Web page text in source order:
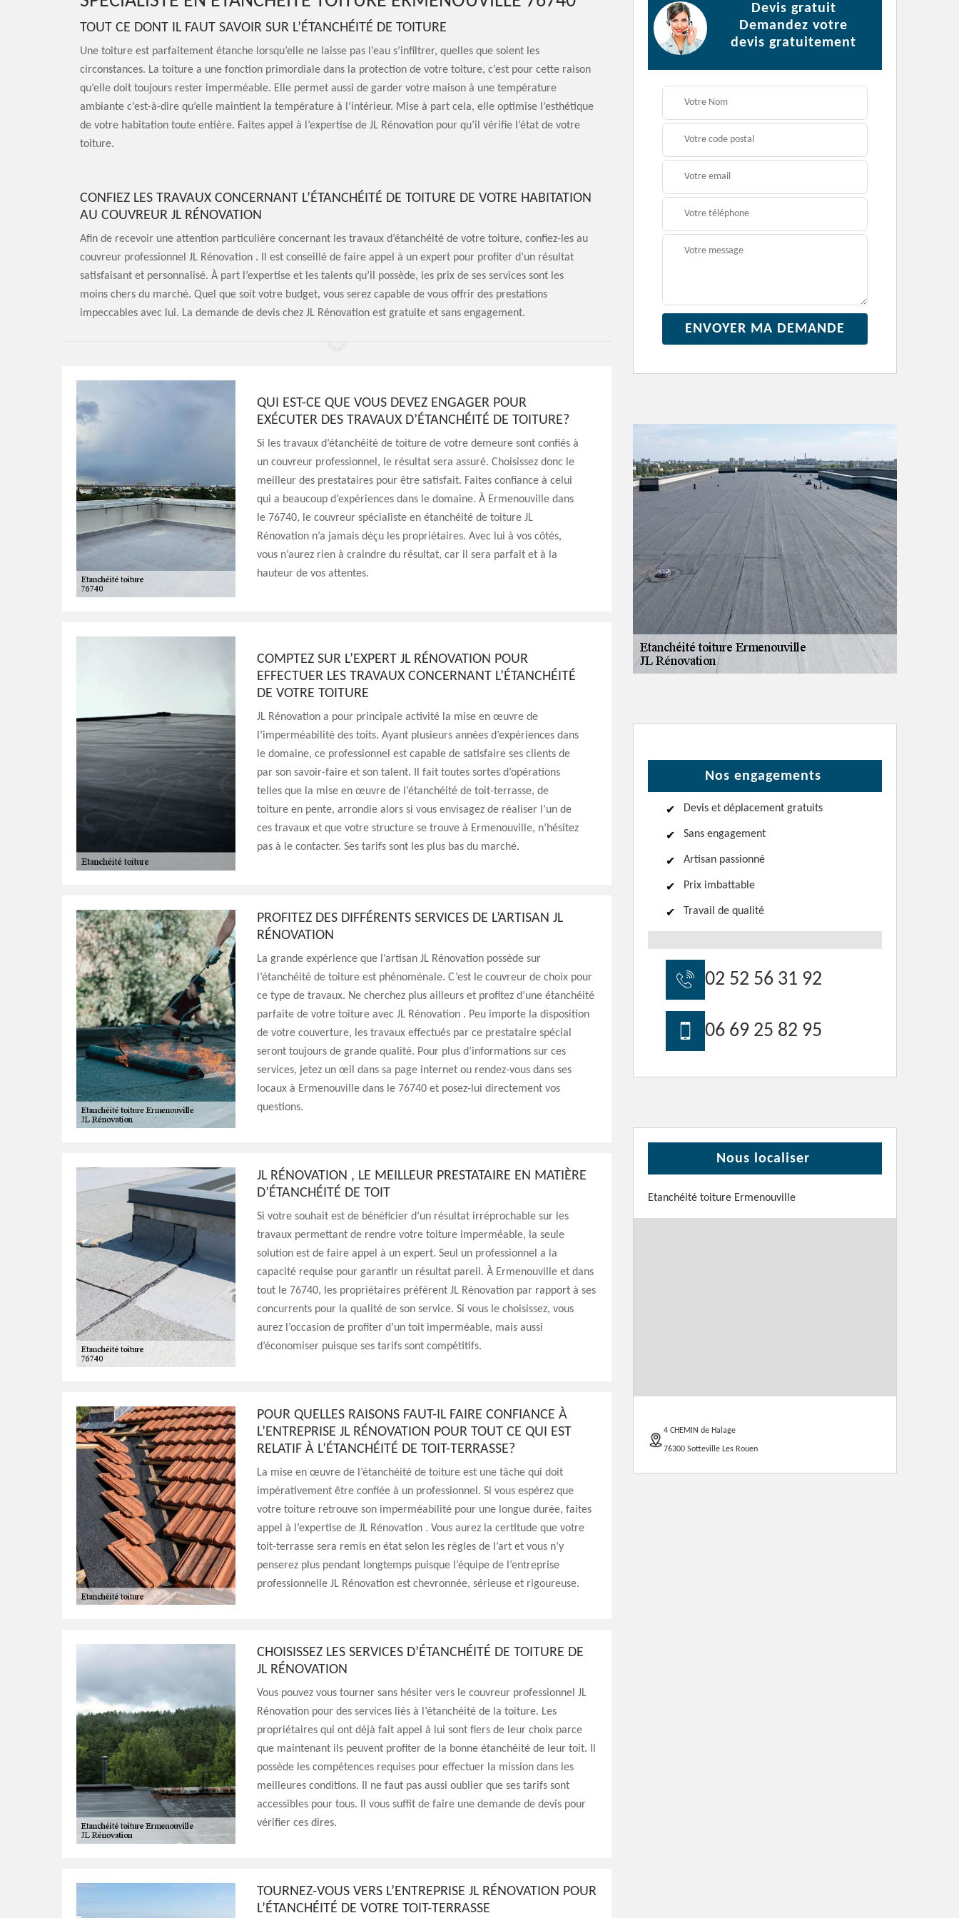
TOUT CE DONT IL FAUT SAVOIR SUR L’ÉTANCHÉITÉ DE TOITURE
Une toiture est parfaitement étanche lorsqu’elle ne laisse pas l’eau s’infiltrer, quelles que soient les
circonstances. La toiture a une fonction primordiale dans la protection de votre toiture, c’est pour cette raison
qu’elle doit toujours rester imperméable. Elle permet aussi de garder votre maison à une température
ambiante c’est-à-dire qu’elle maintient la température à l’intérieur. Mise à part cela, elle optimise l’esthétique
de votre habitation toute entière. Faites appel à l’expertise de JL Rénovation pour qu’il vérifie l’état de votre
toiture.
CONFIEZ LES TRAVAUX CONCERNANT L’ÉTANCHÉITÉ DE TOITURE DE VOTRE HABITATION
AU COUVREUR JL RÉNOVATION
Afin de recevoir une attention particulière concernant les travaux d’étanchéité de votre toiture, confiez-les au
couvreur professionnel JL Rénovation . Il est conseillé de faire appel à un expert pour profiter d’un résultat
satisfaisant et personnalisé. À part l’expertise et les talents qu’il possède, les prix de ses services sont les
moins chers du marché. Quel que soit votre budget, vous serez capable de vous offrir des prestations
impeccables avec lui. La demande de devis chez JL Rénovation est gratuite et sans engagement.
QUI EST-CE QUE VOUS DEVEZ ENGAGER POUR
EXÉCUTER DES TRAVAUX D’ÉTANCHÉITÉ DE TOITURE?
Si les travaux d’étanchéité de toiture de votre demeure sont confiés à
un couvreur professionnel, le résultat sera assuré. Choisissez donc le
meilleur des prestataires pour être satisfait. Faites confiance à celui
qui a beaucoup d’expériences dans le domaine. À Ermenouville dans
le 76740, le couvreur spécialiste en étanchéité de toiture JL
Rénovation n’a jamais déçu les propriétaires. Avec lui à vos côtés,
vous n’aurez rien à craindre du résultat, car il sera parfait et à la
hauteur de vos attentes.
COMPTEZ SUR L’EXPERT JL RÉNOVATION POUR
EFFECTUER LES TRAVAUX CONCERNANT L’ÉTANCHÉITÉ
DE VOTRE TOITURE
JL Rénovation a pour principale activité la mise en œuvre de
l’imperméabilité des toits. Ayant plusieurs années d’expériences dans
le domaine, ce professionnel est capable de satisfaire ses clients de
par son savoir-faire et son talent. Il fait toutes sortes d’opérations
telles que la mise en œuvre de l’étanchéité de toit-terrasse, de
toiture en pente, arrondie alors si vous envisagez de réaliser l’un de
ces travaux et que votre structure se trouve à Ermenouville, n’hésitez
pas à le contacter. Ses tarifs sont les plus bas du marché.
PROFITEZ DES DIFFÉRENTS SERVICES DE L’ARTISAN JL
RÉNOVATION
La grande expérience que l’artisan JL Rénovation possède sur
l’étanchéité de toiture est phénoménale. C’est le couvreur de choix pour
ce type de travaux. Ne cherchez plus ailleurs et profitez d’une étanchéité
parfaite de votre toiture avec JL Rénovation . Peu importe la disposition
de votre couverture, les travaux effectués par ce prestataire spécial
seront toujours de grande qualité. Pour plus d’informations sur ces
services, jetez un œil dans sa page internet ou rendez-vous dans ses
locaux à Ermenouville dans le 76740 et posez-lui directement vos
questions.
JL RÉNOVATION , LE MEILLEUR PRESTATAIRE EN MATIÈRE
D’ÉTANCHÉITÉ DE TOIT
Si votre souhait est de bénéficier d’un résultat irréprochable sur les
travaux permettant de rendre votre toiture imperméable, la seule
solution est de faire appel à un expert. Seul un professionnel a la
capacité requise pour garantir un résultat pareil. À Ermenouville et dans
tout le 76740, les propriétaires préfèrent JL Rénovation par rapport à ses
concurrents pour la qualité de son service. Si vous le choisissez, vous
aurez l’occasion de profiter d’un toit imperméable, mais aussi
d’économiser puisque ses tarifs sont compétitifs.
POUR QUELLES RAISONS FAUT-IL FAIRE CONFIANCE À
L’ENTREPRISE JL RÉNOVATION POUR TOUT CE QUI EST
RELATIF À L’ÉTANCHÉITÉ DE TOIT-TERRASSE?
La mise en œuvre de l’étanchéité de toiture est une tâche qui doit
impérativement être confiée à un professionnel. Si vous espérez que
votre toiture retrouve son imperméabilité pour une longue durée, faites
appel à l’expertise de JL Rénovation . Vous aurez la certitude que votre
toit-terrasse sera remis en état selon les règles de l’art et vous n’y
penserez plus pendant longtemps puisque l’équipe de l’entreprise
professionnelle JL Rénovation est chevronnée, sérieuse et rigoureuse.
CHOISISSEZ LES SERVICES D’ÉTANCHÉITÉ DE TOITURE DE
JL RÉNOVATION
Vous pouvez vous tourner sans hésiter vers le couvreur professionnel JL
Rénovation pour des services liés à l’étanchéité de la toiture. Les
propriétaires qui ont déjà fait appel à lui sont fiers de leur choix parce
que maintenant ils peuvent profiter de la bonne étanchéité de leur toit. Il
possède les compétences requises pour effectuer la mission dans les
meilleures conditions. Il ne faut pas aussi oublier que ses tarifs sont
accessibles pour tous. Il vous suffit de faire une demande de devis pour
vérifier ces dires.
TOURNEZ-VOUS VERS L’ENTREPRISE JL RÉNOVATION POUR
L’ÉTANCHÉITÉ DE VOTRE TOIT-TERRASSE
Devis gratuit
Demandez votre
devis gratuitement
Nos engagements
Devis et déplacement gratuits
Sans engagement
Artisan passionné
Prix imbattable
Travail de qualité
02 52 56 31 92
06 69 25 82 95
Nous localiser
Etanchéité toiture Ermenouville
4 CHEMIN de Halage
76300 Sotteville Les Rouen